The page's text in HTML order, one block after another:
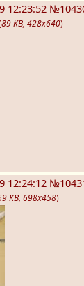
12:23:52
89 KB, 428x640)
12:24:12
KB, 698x458)